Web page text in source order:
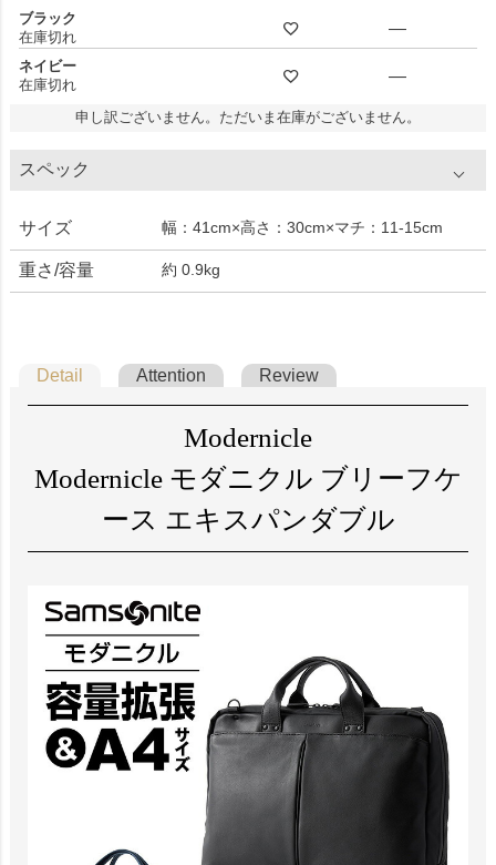
ブラック
在庫切れ
—
ネイビー
在庫切れ
—
申し訳ございません。ただいま在庫がございません。
スペック
サイズ 幅：41cm×高さ：30cm×マチ：11-15cm
重さ/容量 約 0.9kg
Detail Attention Review
Modernicle
Modernicle モダニクル ブリーフケ
ース エキスパンダブル